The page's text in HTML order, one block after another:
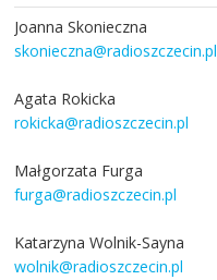
Joanna Skonieczna
skonieczna@radioszczecin.pl
Agata Rokicka
rokicka@radioszczecin.pl
Małgorzata Furga
furga@radioszczecin.pl
Katarzyna Wolnik-Sayna
wolnik@radioszczecin.pl